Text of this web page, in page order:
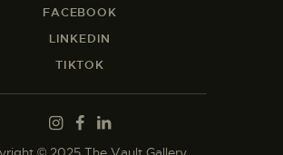
FACEBOOK
LINKEDIN
TIKTOK